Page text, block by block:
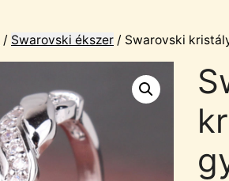
/ Swarovski ékszer / Swarovski